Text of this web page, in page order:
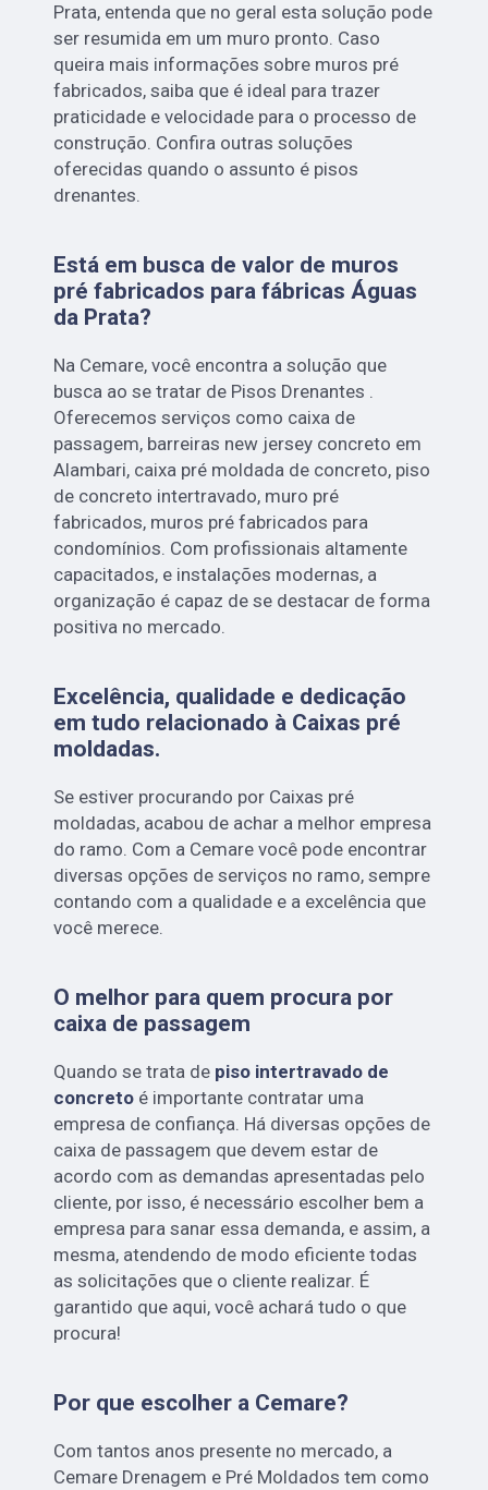
Prata, entenda que no geral esta solução pode
ser resumida em um muro pronto. Caso
queira mais informações sobre muros pré
fabricados, saiba que é ideal para trazer
praticidade e velocidade para o processo de
construção. Confira outras soluções
oferecidas quando o assunto é pisos
drenantes.
Está em busca de valor de muros
pré fabricados para fábricas Águas
da Prata?
Na Cemare, você encontra a solução que
busca ao se tratar de Pisos Drenantes .
Oferecemos serviços como caixa de
passagem, barreiras new jersey concreto em
Alambari, caixa pré moldada de concreto, piso
de concreto intertravado, muro pré
fabricados, muros pré fabricados para
condomínios. Com profissionais altamente
capacitados, e instalações modernas, a
organização é capaz de se destacar de forma
positiva no mercado.
Excelência, qualidade e dedicação
em tudo relacionado à Caixas pré
moldadas.
Se estiver procurando por Caixas pré
moldadas, acabou de achar a melhor empresa
do ramo. Com a Cemare você pode encontrar
diversas opções de serviços no ramo, sempre
contando com a qualidade e a excelência que
você merece.
O melhor para quem procura por
caixa de passagem
Quando se trata de piso intertravado de
concreto é importante contratar uma
empresa de confiança. Há diversas opções de
caixa de passagem que devem estar de
acordo com as demandas apresentadas pelo
cliente, por isso, é necessário escolher bem a
empresa para sanar essa demanda, e assim, a
mesma, atendendo de modo eficiente todas
as solicitações que o cliente realizar. É
garantido que aqui, você achará tudo o que
procura!
Por que escolher a Cemare?
Com tantos anos presente no mercado, a
Cemare Drenagem e Pré Moldados tem como